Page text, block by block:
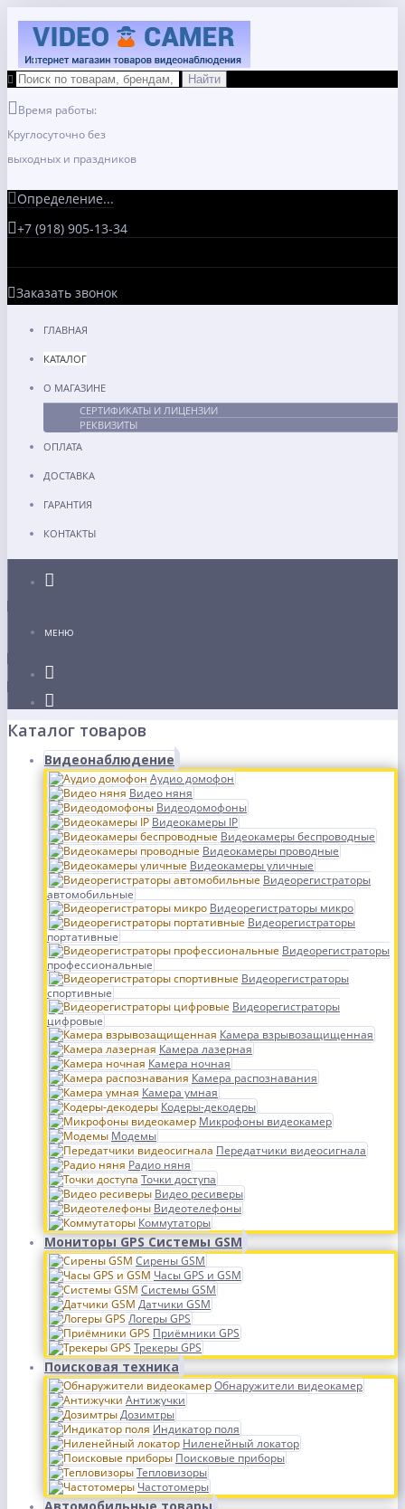
Время работы:
Круглосуточно без
выходных и праздников
Определение...
+7 (918) 905-13-34
Заказать звонок
ГЛАВНАЯ
КАТАЛОГ
О МАГАЗИНЕ
СЕРТИФИКАТЫ И ЛИЦЕНЗИИ
РЕКВИЗИТЫ
ОПЛАТА
ДОСТАВКА
ГАРАНТИЯ
КОНТАКТЫ
МЕНЮ
Каталог товаров
Видеонаблюдение
Аудио домофон
Видео няня
Видеодомофоны
Видеокамеры IP
Видеокамеры беспроводные
Видеокамеры проводные
Видеокамеры уличные
Видеорегистраторы
автомобильные
Видеорегистраторы микро
Видеорегистраторы
портативные
Видеорегистраторы
профессиональные
Видеорегистраторы
спортивные
Видеорегистраторы
цифровые
Камера взрывозащищенная
Камера лазерная
Камера ночная
Камера распознавания
Камера умная
Кодеры-декодеры
Микрофоны видеокамер
Модемы
Передатчики видеосигнала
Радио няня
Точки доступа
Видео ресиверы
Видеотелефоны
Коммутаторы
Мониторы GPS Системы GSM
Сирены GSM
Часы GPS и GSM
Системы GSM
Датчики GSM
Логеры GPS
Приёмники GPS
Трекеры GPS
Поисковая техника
Обнаружители видеокамер
Антижучки
Дозимтры
Индикатор поля
Ниленейный локатор
Поисковые приборы
Тепловизоры
Частотомеры